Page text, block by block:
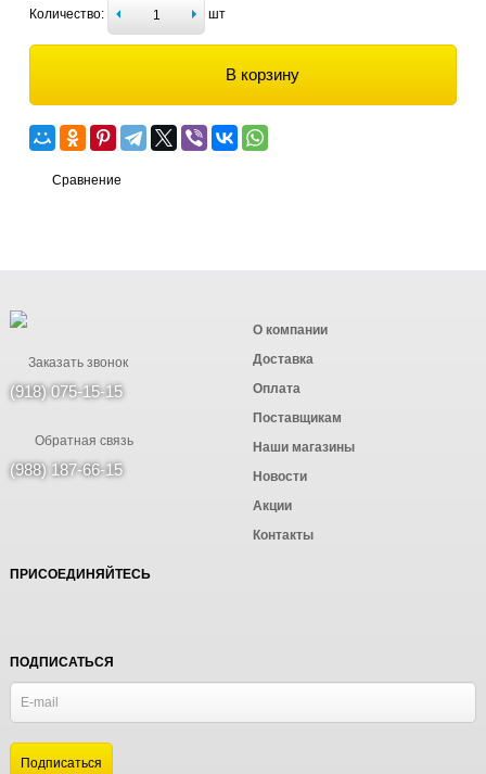
Количество: шт
В корзину
Сравнение
Заказать звонок
(918) 075-15-15
Обратная связь
(988) 187-66-15
О компании
Доставка
Оплата
Поставщикам
Наши магазины
Новости
Акции
Контакты
ПРИСОЕДИНЯЙТЕСЬ
ПОДПИСАТЬСЯ